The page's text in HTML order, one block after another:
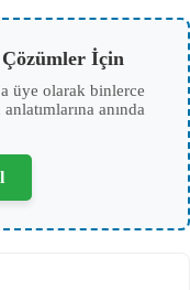
Çözümler İçin
üye olarak binlerce
anında